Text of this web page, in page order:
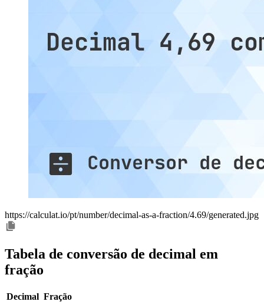
https://calculat.io/pt/number/decimal-as-a-fraction/4.69/generated.jpg
Tabela de conversão de decimal em
fração
Decimal Fração